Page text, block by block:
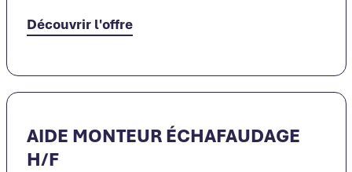
Découvrir l'offre
AIDE MONTEUR ÉCHAFAUDAGE
H/F